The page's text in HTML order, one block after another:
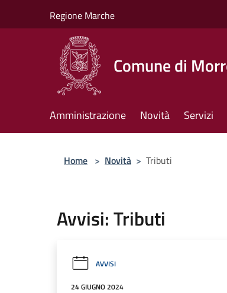
Regione Marche
Comune di
Amministrazione Novità Servizi
Home > Novità > Tributi
Avvisi: Tributi
AVVISI
24 GIUGNO 2024